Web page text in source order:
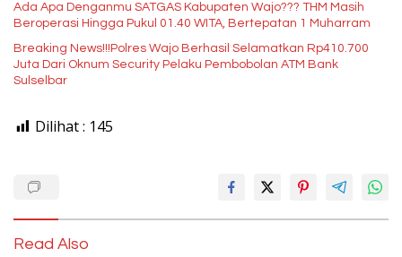
Ada Apa Denganmu SATGAS Kabupaten Wajo??? THM Masih
Beroperasi Hingga Pukul 01.40 WITA, Bertepatan 1 Muharram
Breaking News!!!Polres Wajo Berhasil Selamatkan Rp410.700
Juta Dari Oknum Security Pelaku Pembobolan ATM Bank
Sulselbar
Dilihat : 145
Read Also